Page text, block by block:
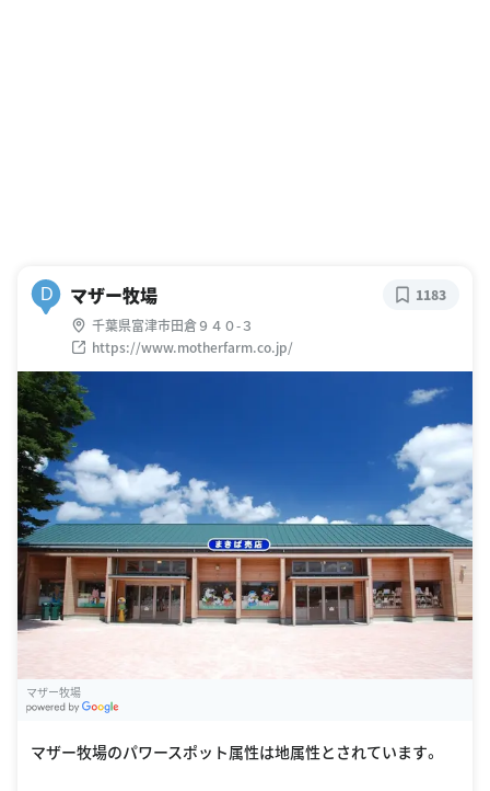
D マザー牧場
千葉県富津市田倉９４０-３
https://www.motherfarm.co.jp/
1183
マザー牧場
マザー牧場のパワースポット属性は地属性とされています。